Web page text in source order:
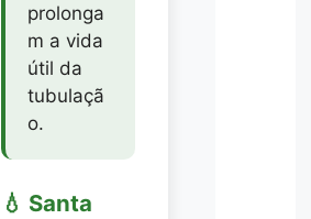
prolonga
m a vida
útil da
tubulaçã
o.
💧 Santa